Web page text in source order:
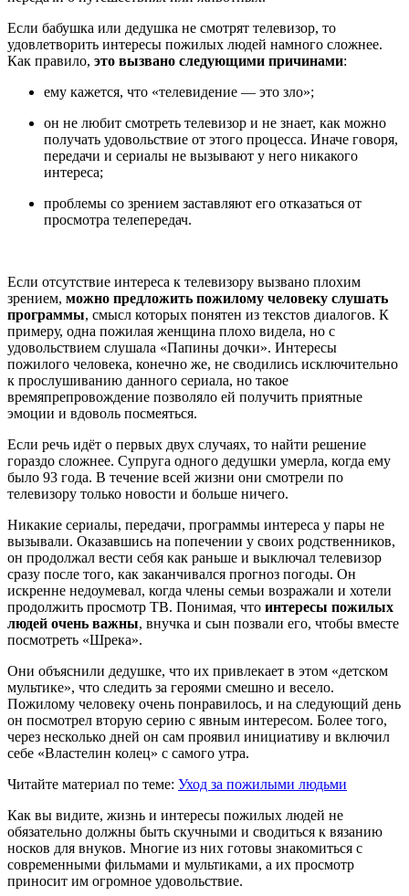
Если бабушка или дедушка не смотрят телевизор, то
удовлетворить интересы пожилых людей намного сложнее.
Как правило, это вызвано следующими причинами:
ему кажется, что «телевидение — это зло»;
он не любит смотреть телевизор и не знает, как можно
получать удовольствие от этого процесса. Иначе говоря,
передачи и сериалы не вызывают у него никакого
интереса;
проблемы со зрением заставляют его отказаться от
просмотра телепередач.
Если отсутствие интереса к телевизору вызвано плохим
зрением, можно предложить пожилому человеку слушать
программы, смысл которых понятен из текстов диалогов. К
примеру, одна пожилая женщина плохо видела, но с
удовольствием слушала «Папины дочки». Интересы
пожилого человека, конечно же, не сводились исключительно
к прослушиванию данного сериала, но такое
времяпрепровождение позволяло ей получить приятные
эмоции и вдоволь посмеяться.
Если речь идёт о первых двух случаях, то найти решение
гораздо сложнее. Супруга одного дедушки умерла, когда ему
было 93 года. В течение всей жизни они смотрели по
телевизору только новости и больше ничего.
Никакие сериалы, передачи, программы интереса у пары не
вызывали. Оказавшись на попечении у своих родственников,
он продолжал вести себя как раньше и выключал телевизор
сразу после того, как заканчивался прогноз погоды. Он
искренне недоумевал, когда члены семьи возражали и хотели
продолжить просмотр ТВ. Понимая, что интересы пожилых
людей очень важны, внучка и сын позвали его, чтобы вместе
посмотреть «Шрека».
Они объяснили дедушке, что их привлекает в этом «детском
мультике», что следить за героями смешно и весело.
Пожилому человеку очень понравилось, и на следующий день
он посмотрел вторую серию с явным интересом. Более того,
через несколько дней он сам проявил инициативу и включил
себе «Властелин колец» с самого утра.
Читайте материал по теме: Уход за пожилыми людьми
Как вы видите, жизнь и интересы пожилых людей не
обязательно должны быть скучными и сводиться к вязанию
носков для внуков. Многие из них готовы знакомиться с
современными фильмами и мультиками, а их просмотр
приносит им огромное удовольствие.